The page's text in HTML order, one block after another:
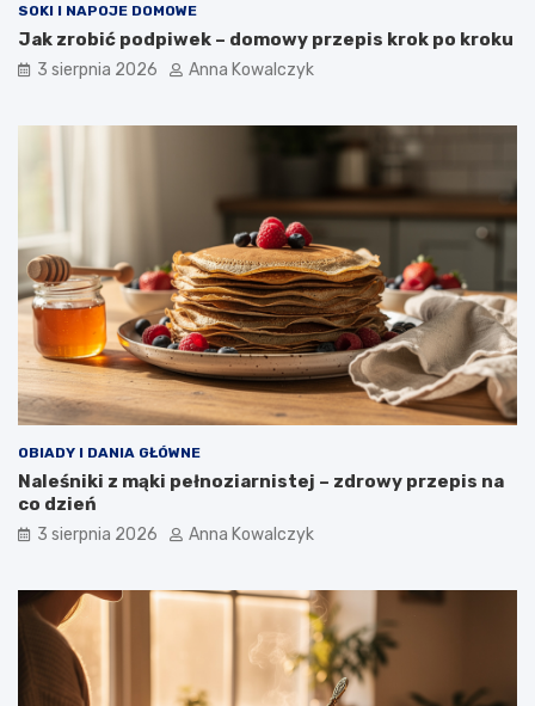
SOKI I NAPOJE DOMOWE
Jak zrobić podpiwek – domowy przepis krok po kroku
3 sierpnia 2026 Anna Kowalczyk
OBIADY I DANIA GŁÓWNE
Naleśniki z mąki pełnoziarnistej – zdrowy przepis na
co dzień
3 sierpnia 2026 Anna Kowalczyk